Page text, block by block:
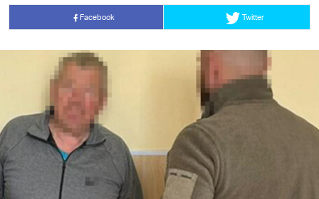
Facebook Twitter